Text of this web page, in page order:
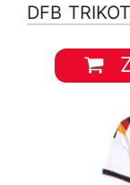
DFB